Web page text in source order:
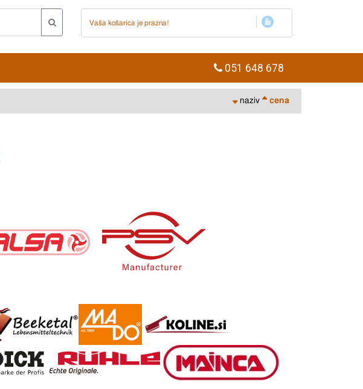
Vaša košarica je prazna!
051 648 678
naziv cena